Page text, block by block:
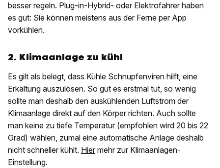
besser regeln. Plug-in-Hybrid- oder Elektrofahrer haben
es gut: Sie können meistens aus der Ferne per App
vorkühlen.
2. Klimaanlage zu kühl
Es gilt als belegt, dass Kühle Schnupfenviren hilft, eine
Erkältung auszulösen. So gut es erstmal tut, so wenig
sollte man deshalb den auskühlenden Luftstrom der
Klimaanlage direkt auf den Körper richten. Auch sollte
man keine zu tiefe Temperatur (empfohlen wird 20 bis 22
Grad) wählen, zumal eine automatische Anlage deshalb
nicht schneller kühlt. Hier mehr zur Klimaanlagen-
Einstellung.